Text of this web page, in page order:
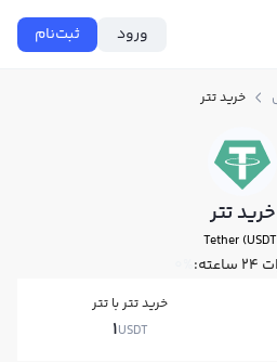
ورود ثبت‌نام
خرید تتر
خرید تتر
Tether
0%
خرید تتر با تتر
1USDT